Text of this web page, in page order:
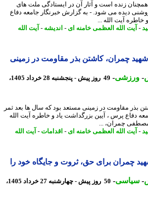
زنده است و آثار آن در ایستادگی ملت های
دیده می شود. - به گزارش خبرنگار جامعه دفاع
آیت الله ...
الله العظمی خامنه ای- اندیشه-آیت الله
چمران، کاشتن بذر مقاومت در زمینی
-
49 روز پیش - پنجشنبه 28 خرداد 1405،
مقاومت در زمینی مستعد بود که سال ها بعد ثمر
پرس ، آیین بزرگداشت یاد و خاطره آیت الله
چمران، ...
الله العظمی خامنه ای- اقدامات -آیت الله
برای حق، ثروت و جایگاه خود را
-
50 روز پیش - چهارشنبه 27 خرداد 1405،